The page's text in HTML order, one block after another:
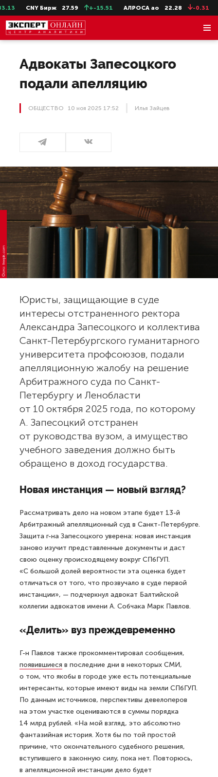
CNY Бирж 27.59 +-15.51 АЛРОСА ао 22.28 -0.31
Адвокаты Запесоцкого
подали апелляцию
ОБЩЕСТВО 10 ноя 2025 17:52 Илья Зайцев
Фото: freepik.com
Юристы, защищающие в суде
интересы отстраненного ректора
Александра Запесоцкого и коллектива
Санкт-Петербургского гуманитарного
университета профсоюзов, подали
апелляционную жалобу на решение
Арбитражного суда по Санкт-
Петербургу и Ленобласти
от 10 октября 2025 года, по которому
А. Запесоцкий отстранен
от руководства вузом, а имущество
учебного заведения должно быть
обращено в доход государства.
Новая инстанция — новый взгляд?
Рассматривать дело на новом этапе будет 13-й
Арбитражный апелляционный суд в Санкт-Петербурге.
Защита г-на Запесоцкого уверена: новая инстанция
заново изучит представленные документы и даст
свою оценку происходящему вокруг СПбГУП.
«С большой долей вероятности эта оценка будет
отличаться от того, что прозвучало в суде первой
инстанции», — подчеркнул адвокат Балтийской
коллегии адвокатов имени А. Собчака Марк Павлов.
«Делить» вуз преждевременно
Г-н Павлов также прокомментировал сообщения,
появившиеся в последние дни в некоторых СМИ,
о том, что якобы в городе уже есть потенциальные
интересанты, которые имеют виды на земли СПбГУП.
По данным источников, перспективы девелоперов
на этом участке оцениваются в суммы порядка
14 млрд рублей. «На мой взгляд, это абсолютно
фантазийная история. Хотя бы по той простой
причине, что окончательного судебного решения,
вступившего в законную силу, пока нет. Повторюсь,
в апелляционной инстанции дело будет